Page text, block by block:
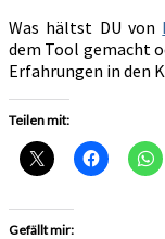
Was hältst DU von
dem Tool gemacht
Erfahrungen in den
Teilen mit:
Gefällt mir: